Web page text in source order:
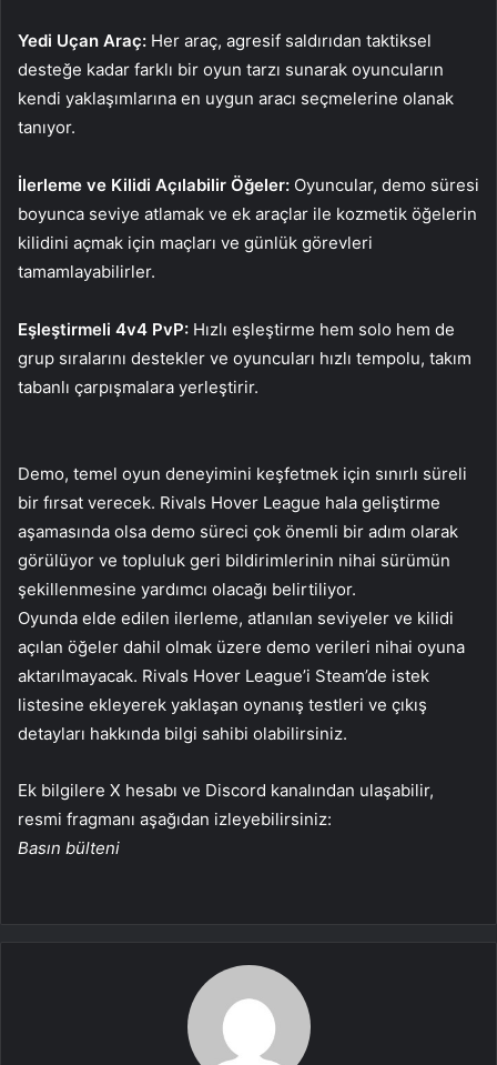
Yedi Uçan Araç: Her araç, agresif saldırıdan taktiksel
desteğe kadar farklı bir oyun tarzı sunarak oyuncuların
kendi yaklaşımlarına en uygun aracı seçmelerine olanak
tanıyor.
İlerleme ve Kilidi Açılabilir Öğeler: Oyuncular, demo süresi
boyunca seviye atlamak ve ek araçlar ile kozmetik öğelerin
kilidini açmak için maçları ve günlük görevleri
tamamlayabilirler.
Eşleştirmeli 4v4 PvP: Hızlı eşleştirme hem solo hem de
grup sıralarını destekler ve oyuncuları hızlı tempolu, takım
tabanlı çarpışmalara yerleştirir.
Demo, temel oyun deneyimini keşfetmek için sınırlı süreli
bir fırsat verecek. Rivals Hover League hala geliştirme
aşamasında olsa demo süreci çok önemli bir adım olarak
görülüyor ve topluluk geri bildirimlerinin nihai sürümün
şekillenmesine yardımcı olacağı belirtiliyor.
Oyunda elde edilen ilerleme, atlanılan seviyeler ve kilidi
açılan öğeler dahil olmak üzere demo verileri nihai oyuna
aktarılmayacak. Rivals Hover League’i Steam’de istek
listesine ekleyerek yaklaşan oynanış testleri ve çıkış
detayları hakkında bilgi sahibi olabilirsiniz.
Ek bilgilere X hesabı ve Discord kanalından ulaşabilir,
resmi fragmanı aşağıdan izleyebilirsiniz:
Basın bülteni